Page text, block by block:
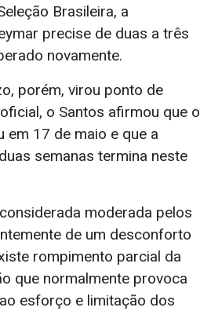
Brasileira, a
precise de duas a três
novamente.
porém, virou ponto de
o Santos afirmou que o
em 17 de maio e que a
semanas termina neste
moderada pelos
de um desconforto
rompimento parcial da
que normalmente provoca
esforço e limitação dos